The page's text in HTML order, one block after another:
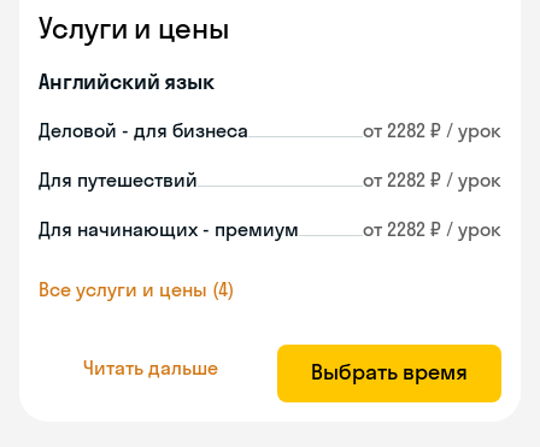
Услуги и цены
Английский язык
Деловой - для бизнеса от 2282 ₽ / урок
Для путешествий от 2282 ₽ / урок
Для начинающих - премиум от 2282 ₽ / урок
Все услуги и цены (4)
Читать дальше Выбрать время